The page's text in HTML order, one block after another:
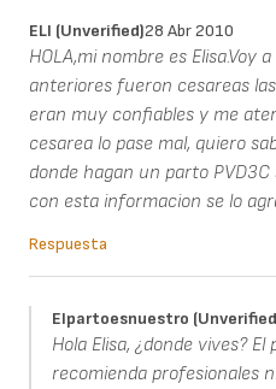
ELI (unverified)28 Abr 2010
HOLA,mi nombre es Elisa.Voy
anteriores fueron cesareas
eran muy confiables y me
cesarea lo pase mal, quiero
donde hagan un parto
con esta informacion se lo
Respuesta
Elpartoesnuestro
Hola Elisa, ¿donde vives?
recomienda profesionales